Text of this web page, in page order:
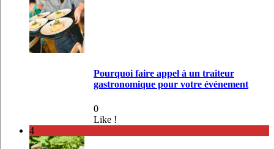
Pourquoi faire appel à un traiteur
gastronomique pour votre événement
0
Like !
4